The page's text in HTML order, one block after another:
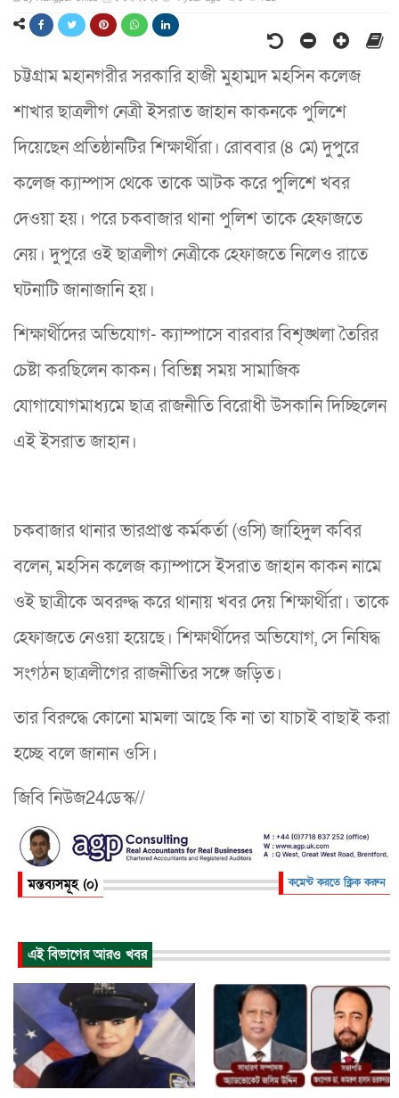
চট্টগ্রাম মহানগরীর সরকারি হাজী মুহাম্মদ মহসিন কলেজ
শাখার ছাত্রলীগ নেত্রী ইসরাত জাহান কাকনকে পুলিশে
দিয়েছেন প্রতিষ্ঠানটির শিক্ষার্থীরা। রোববার (৪ মে) দুপুরে
কলেজ ক্যাম্পাস থেকে তাকে আটক করে পুলিশে খবর
দেওয়া হয়। পরে চকবাজার থানা পুলিশ তাকে হেফাজতে
নেয়। দুপুরে ওই ছাত্রলীগ নেত্রীকে হেফাজতে নিলেও রাতে
ঘটনাটি জানাজানি হয়।
শিক্ষার্থীদের অভিযোগ- ক্যাম্পাসে বারবার বিশৃঙ্খলা তৈরির
চেষ্টা করছিলেন কাকন। বিভিন্ন সময় সামাজিক
যোগাযোগমাধ্যমে ছাত্র রাজনীতি বিরোধী উসকানি দিচ্ছিলেন
এই ইসরাত জাহান।
চকবাজার থানার ভারপ্রাপ্ত কর্মকর্তা (ওসি) জাহিদুল কবির
বলেন, মহসিন কলেজ ক্যাম্পাসে ইসরাত জাহান কাকন নামে
ওই ছাত্রীকে অবরুদ্ধ করে থানায় খবর দেয় শিক্ষার্থীরা। তাকে
হেফাজতে নেওয়া হয়েছে। শিক্ষার্থীদের অভিযোগ, সে নিষিদ্ধ
সংগঠন ছাত্রলীগের রাজনীতির সঙ্গে জড়িত।
তার বিরুদ্ধে কোনো মামলা আছে কি না তা যাচাই বাছাই করা
হচ্ছে বলে জানান ওসি।
জিবি নিউজ24ডেস্ক//
মন্তব্যসমূহ (০) কমেন্ট করতে ক্লিক করুন
এই বিভাগের আরও খবর